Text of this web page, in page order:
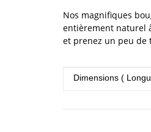
Nos magnifiques
entièrement naturel
et prenez un peu de
Dimensions (